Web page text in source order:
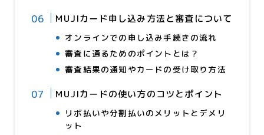
MUJIカード申し込み方法と審査について
オンラインでの申し込み手続きの流れ
審査に通るためのポイントとは？
審査結果の通知やカードの受け取り方法
MUJIカードの使い方のコツとポイント
リボ払いや分割払いのメリットとデメリ
ット